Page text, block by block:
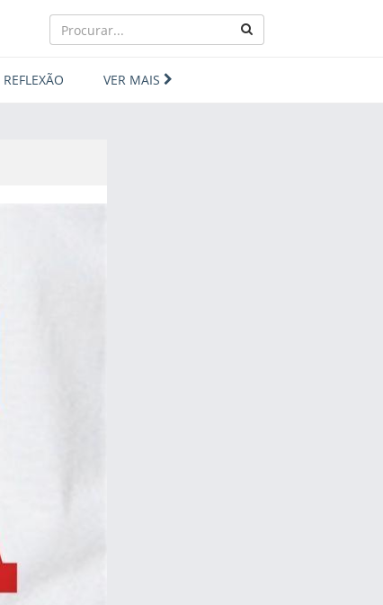
REFLEXÃO VER MAIS